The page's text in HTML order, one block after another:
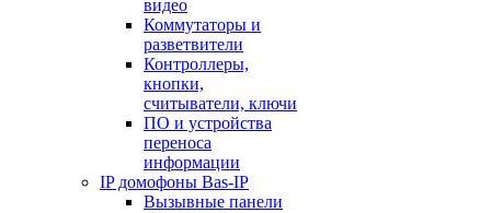
видео
Коммутаторы и
разветвители
Контроллеры,
кнопки,
считыватели, ключи
ПО и устройства
переноса
информации
IP домофоны Bas-IP
Вызывные панели